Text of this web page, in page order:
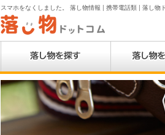
スマホをなくしました。 落し物情報 | 携帯電話類 | 落し物